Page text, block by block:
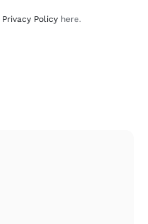
Privacy Policy here.